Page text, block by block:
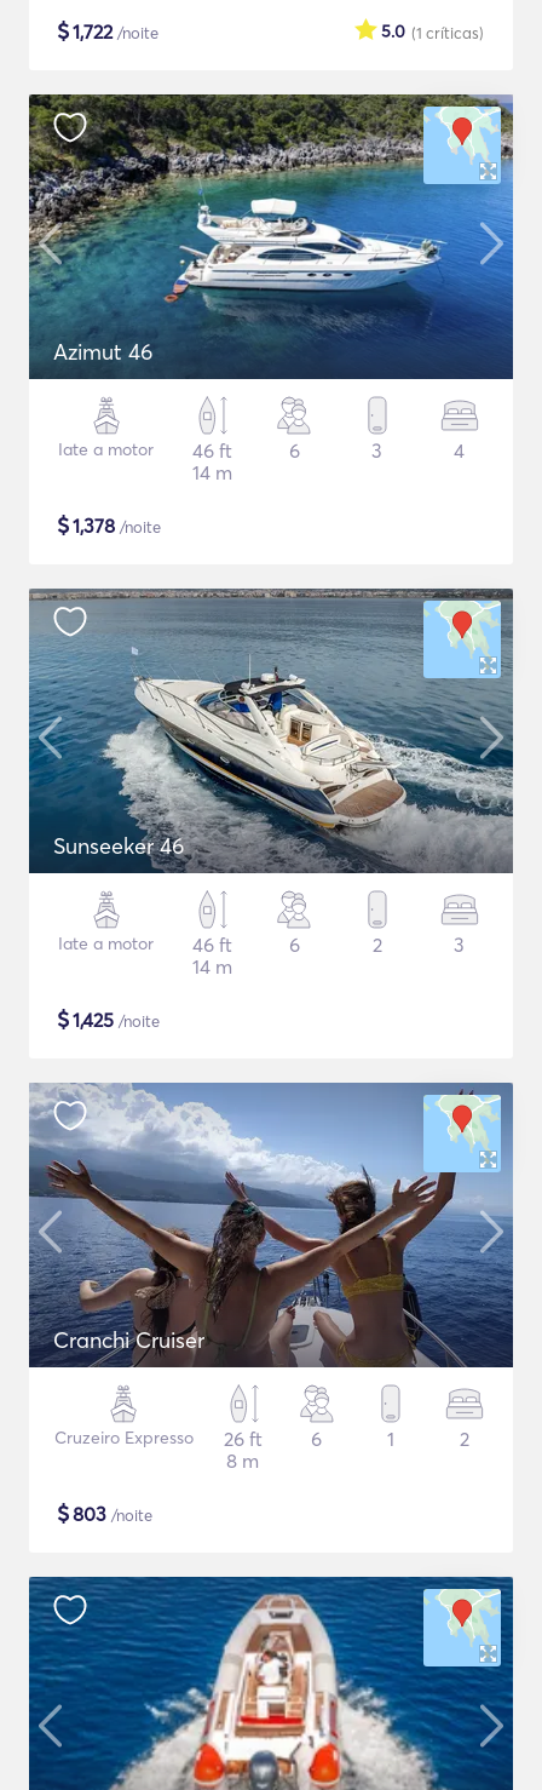
$1,722/noite (1 críticas)
5.0
Azimut 46
Iate a motor
46 ft
14 m
6 3 4
$1,378 /noite
Sunseeker 46
Iate a motor
46 ft
14 m
6 2 3
$1,425 /noite
Cranchi Cruiser
Cruzeiro Expresso
26 ft
8 m
6 1 2
$803 /noite